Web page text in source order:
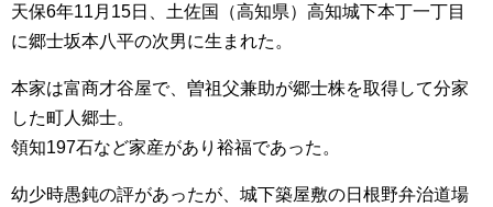
天保6年11月15日、土佐国（高知県）高知城下本丁一丁目
に郷士坂本八平の次男に生まれた。
本家は富商才谷屋で、曽祖父兼助が郷士株を取得して分家
した町人郷士。
領知197石など家産があり裕福であった。
幼少時愚鈍の評があったが、城下築屋敷の日根野弁治道場